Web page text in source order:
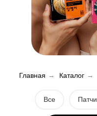
Главная → Каталог →
Все Патчи